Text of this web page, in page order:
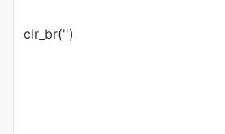
clr_br('')